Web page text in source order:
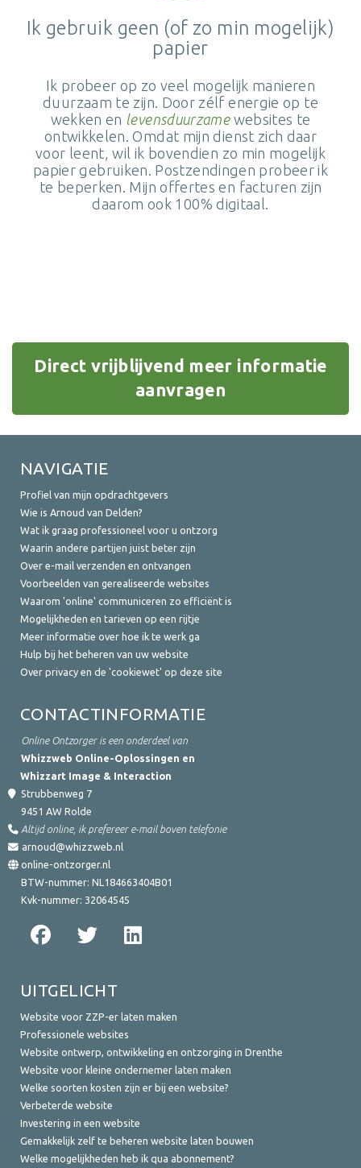
Ik gebruik geen (of zo min mogelijk)
papier
Ik probeer op zo veel mogelijk manieren
duurzaam te zijn. Door zélf energie op te
wekken en levensduurzamewebsites te
ontwikkelen. Omdat mijn dienst zich daar
voor leent, wil ik bovendien zo min mogelijk
papier gebruiken. Postzendingen probeer ik
te beperken. Mijn offertes en facturen zijn
daarom ook 100% digitaal.
Direct vrijblijvend meer informatie
aanvragen
NAVIGATIE
Profiel van mijn opdrachtgevers
Wie is Arnoud van Delden?
Wat ik graag professioneel voor u ontzorg
Waarin andere partijen juist beter zijn
Over e-mail verzenden en ontvangen
Voorbeelden van gerealiseerde websites
Waarom 'online' communiceren zo efficiënt is
Mogelijkheden en tarieven op een rijtje
Meer informatie over hoe ik te werk ga
Hulp bij het beheren van uw website
Over privacy en de 'cookiewet' op deze site
CONTACTINFORMATIE
Online Ontzorger is een onderdeel van
Whizzweb Online-Oplossingen en
Whizzart Image & Interaction
Strubbenweg 7
9451 AW Rolde
Altijd online, ik prefereer e-mail boven telefonie
arnoud@whizzweb.nl
online-ontzorger.nl
BTW-nummer: NL184663404B01
Kvk-nummer: 32064545
UITGELICHT
Website voor ZZP-er laten maken
Professionele websites
Website ontwerp, ontwikkeling en ontzorging in Drenthe
Website voor kleine ondernemer laten maken
Welke soorten kosten zijn er bij een website?
Verbeterde website
Investering in een website
Gemakkelijk zelf te beheren website laten bouwen
Welke mogelijkheden heb ik qua abonnement?